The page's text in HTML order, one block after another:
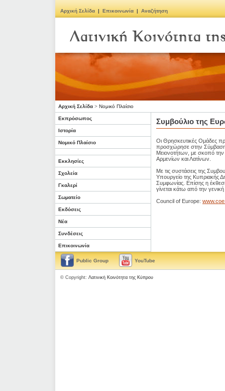
Αρχική Σελίδα | Επικοινωνία | Αναζήτηση
Αρχική Σελίδα > Νομικό Πλαίσιο
Εκπρόσωπος
Ιστορία
Νομικό Πλαίσιο
Εκκλησίες
Σχολεία
Γκαλερί
Σωματείο
Εκδόσεις
Νέα
Συνδέσεις
Επικοινωνία
Συμβούλιο της
Οι Θρησκευτικές Ομάδες
προσχώρησε στην Σύμβαση
Μειονοτήτων, με σκοπό
Αρμενίων και Λατίνων.
Με τις συστάσεις της
Υπουργείο της Κυπριακής
Συμφωνίας. Επίσης η
γίνεται κάτω από την
Council of Europe:
Public Group YouTube
© Copyright: Λατινική Κοινότητα της Κύπρου